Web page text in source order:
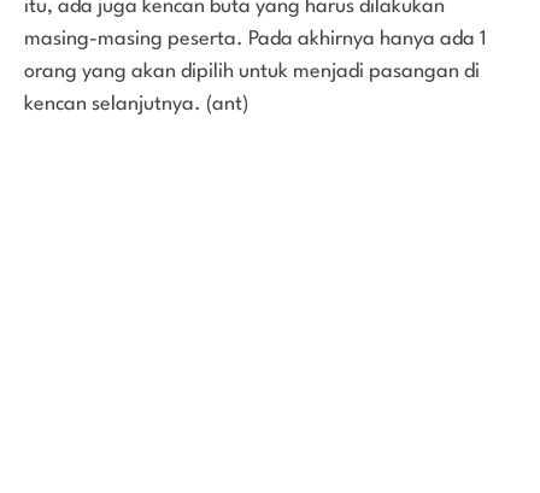
itu, ada juga kencan buta yang harus dilakukan
masing-masing peserta. Pada akhirnya hanya ada 1
orang yang akan dipilih untuk menjadi pasangan di
kencan selanjutnya. (ant)